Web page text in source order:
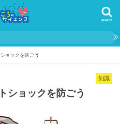
search
ョックを防ごう
知識
ショックを防ごう